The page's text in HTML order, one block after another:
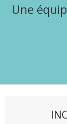
Une